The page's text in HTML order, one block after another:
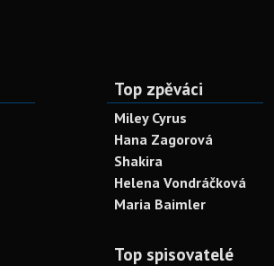
Top zpěváci
Miley Cyrus
Hana Zagorová
Shakira
Helena Vondráčková
Maria Baimler
Top spisovatelé